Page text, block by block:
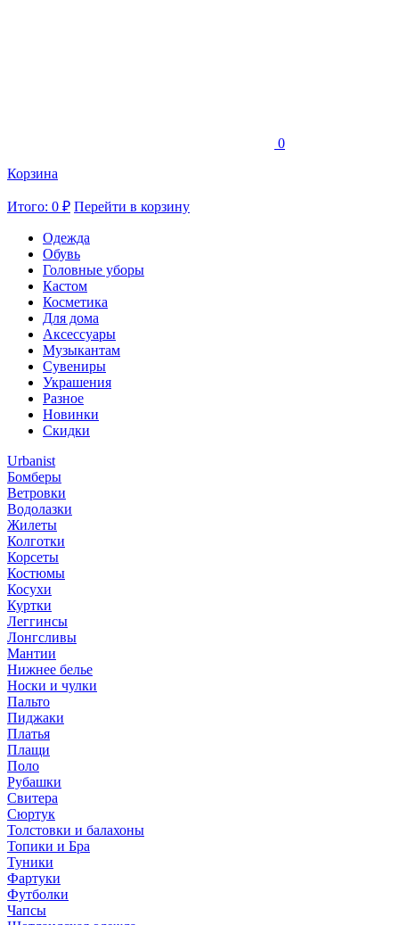
0
Корзина
Итого: 0 ₽ Перейти в корзину
Одежда
Обувь
Головные уборы
Кастом
Косметика
Для дома
Аксессуары
Музыкантам
Сувениры
Украшения
Разное
Новинки
Скидки
Urbanist
Бомберы
Ветровки
Водолазки
Жилеты
Колготки
Корсеты
Костюмы
Косухи
Куртки
Леггинсы
Лонгсливы
Мантии
Нижнее белье
Носки и чулки
Пальто
Пиджаки
Платья
Плащи
Поло
Рубашки
Свитера
Сюртук
Толстовки и балахоны
Топики и Бра
Туники
Фартуки
Футболки
Чапсы